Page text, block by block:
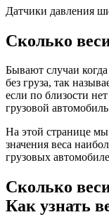
Датчики давления
Сколько
Бывают случаи
без груза, так
если по близости
грузовой
На этой странице
значения веса
грузовых
Сколько
Как узнать